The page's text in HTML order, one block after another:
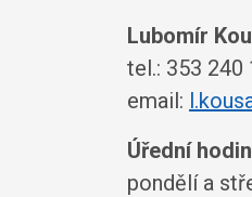
Lubomír
tel.: 353 240
email:
Úřední
pondělí a